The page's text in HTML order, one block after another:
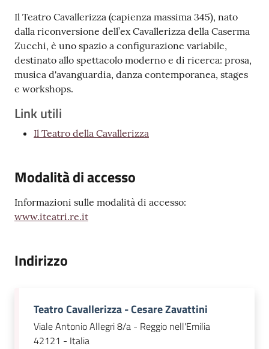
E
v
i
su
Il Teatro Cavallerizza (capienza massima 345), nato
dalla riconversione dell’ex Cavallerizza della Caserma
Zucchi, è uno spazio a configurazione variabile,
destinato allo spettacolo moderno e di ricerca: prosa,
musica d'avanguardia, danza contemporanea, stages
e workshops.
Link utili
Il Teatro della Cavallerizza
Modalità di accesso
Informazioni sulle modalità di accesso:
www.iteatri.re.it
Indirizzo
Teatro Cavallerizza - Cesare Zavattini
Viale Antonio Allegri 8/a - Reggio nell'Emilia
42121 - Italia